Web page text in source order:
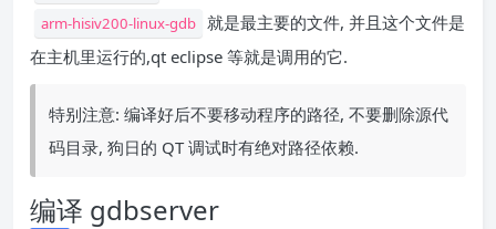
arm-hisiv200-linux-gdb 就是最主要的文件, 并且这个文件是
在主机里运行的,qt eclipse 等就是调用的它.
特别注意: 编译好后不要移动程序的路径, 不要删除源代
码目录, 狗日的 QT 调试时有绝对路径依赖.
编译 gdbserver